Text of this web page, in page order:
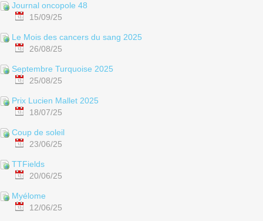
Journal oncopole 48
15/09/25
Le Mois des cancers du sang 2025
26/08/25
Septembre Turquoise 2025
25/08/25
Prix Lucien Mallet 2025
18/07/25
Coup de soleil
23/06/25
TTFields
20/06/25
Myélome
12/06/25